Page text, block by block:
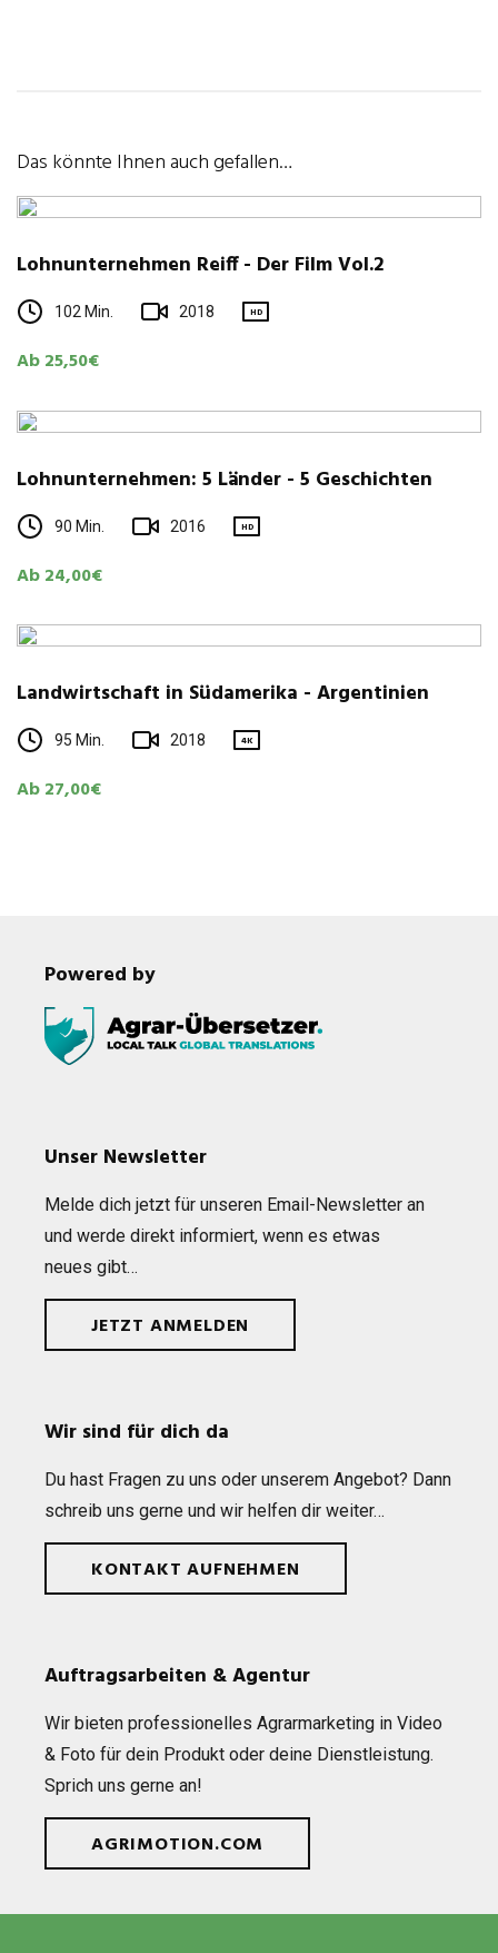
Das könnte Ihnen auch gefallen…
Lohnunternehmen Reiff - Der Film Vol.2
102 Min. 2018 HD
Ab 25,50€
Lohnunternehmen: 5 Länder - 5 Geschichten
90 Min. 2016 HD
Ab 24,00€
Landwirtschaft in Südamerika - Argentinien
95 Min. 2018 4K
Ab 27,00€
Powered by
Unser Newsletter
Melde dich jetzt für unse­ren Email-News­let­ter an
und werde direkt infor­miert, wenn es etwas
neues gibt…
JETZT ANMELDEN
Wir sind für dich da
Du hast Fra­gen zu uns oder unse­rem Ange­bot? Dann
schreib uns gerne und wir hel­fen dir weiter…
KONTAKT AUFNEHMEN
Auftragsarbeiten & Agentur
Wir bie­ten pro­fes­sio­nel­les Agrar­mar­ke­ting in Video
& Foto für dein Pro­dukt oder deine Dienst­leis­tung.
Sprich uns gerne an!
AGRIMOTION.COM